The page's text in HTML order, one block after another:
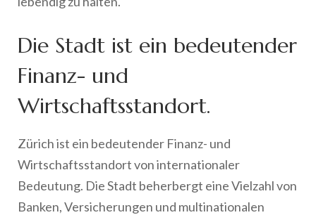
Die Stadt ist ein bedeutender
Finanz- und
Wirtschaftsstandort.
Zürich ist ein bedeutender Finanz- und
Wirtschaftsstandort von internationaler
Bedeutung. Die Stadt beherbergt eine Vielzahl von
Banken, Versicherungen und multinationalen